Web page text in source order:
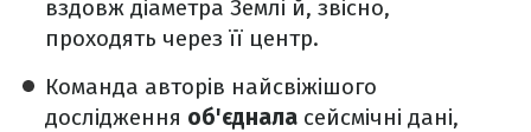
вздовж діаметра Землі й, звісно,
проходять через її центр.
Команда авторів найсвіжішого
дослідження об'єднала сейсмічні дані,